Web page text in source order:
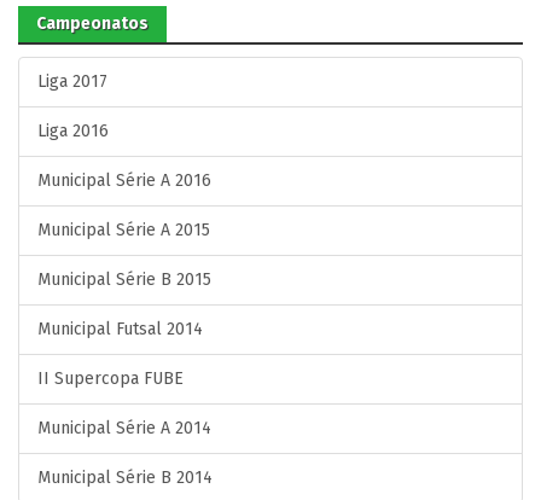
Campeonatos
Liga 2017
Liga 2016
Municipal Série A 2016
Municipal Série A 2015
Municipal Série B 2015
Municipal Futsal 2014
II Supercopa FUBE
Municipal Série A 2014
Municipal Série B 2014